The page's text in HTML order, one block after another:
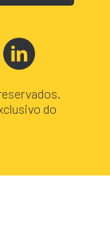
do